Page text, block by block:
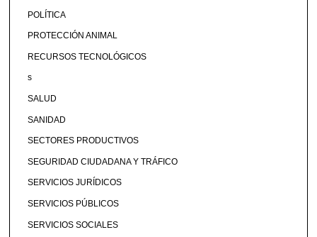
POLÍTICA
PROTECCIÓN ANIMAL
RECURSOS TECNOLÓGICOS
s
SALUD
SANIDAD
SECTORES PRODUCTIVOS
SEGURIDAD CIUDADANA Y TRÁFICO
SERVICIOS JURÍDICOS
SERVICIOS PÚBLICOS
SERVICIOS SOCIALES